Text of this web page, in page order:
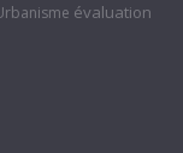
évaluation